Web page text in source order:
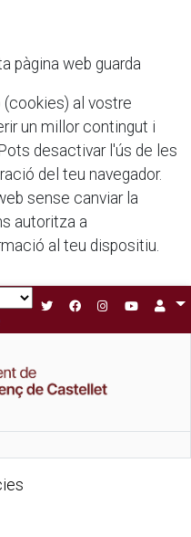
pàgina web guarda
al vostre
un millor contingut i
desactivar l'ús de les
del teu navegador.
sense canviar la
autoritza a
al teu dispositiu.